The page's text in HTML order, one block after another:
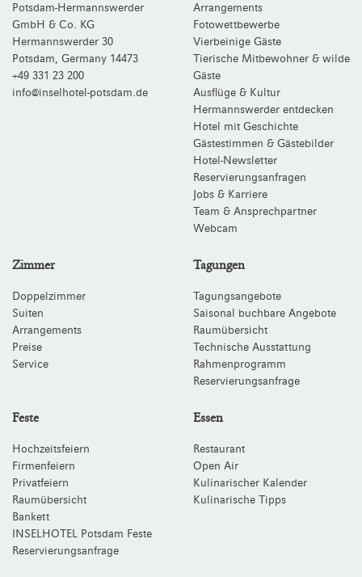
Potsdam-Hermannswerder
GmbH & Co. KG
Hermannswerder 30
Potsdam, Germany 14473
+49 331 23 200
info@inselhotel-potsdam.de
Arrangements
Fotowettbewerbe
Vierbeinige Gäste
Tierische Mitbewohner & wilde
Gäste
Ausflüge & Kultur
Hermannswerder entdecken
Hotel mit Geschichte
Gästestimmen & Gästebilder
Hotel-Newsletter
Reservierungsanfragen
Jobs & Karriere
Team & Ansprechpartner
Webcam
Zimmer
Doppelzimmer
Suiten
Arrangements
Preise
Service
Tagungen
Tagungsangebote
Saisonal buchbare Angebote
Raumübersicht
Technische Ausstattung
Rahmenprogramm
Reservierungsanfrage
Feste
Hochzeitsfeiern
Firmenfeiern
Privatfeiern
Raumübersicht
Bankett
INSELHOTEL Potsdam Feste
Reservierungsanfrage
Essen
Restaurant
Open Air
Kulinarischer Kalender
Kulinarische Tipps